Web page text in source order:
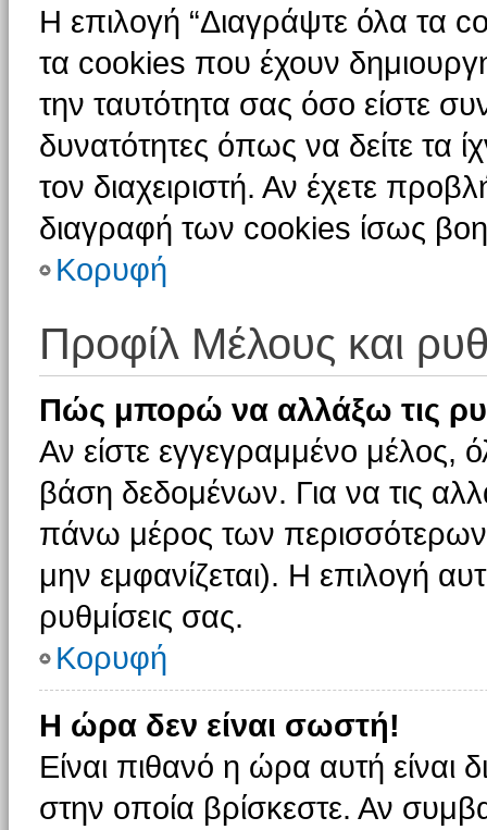
Η επιλογή “Διαγράψτε όλα τα
τα cookies που έχουν
την ταυτότητα σας όσο είστε
δυνατότητες όπως να δείτε τα
τον διαχειριστή. Αν έχετε
διαγραφή των cookies ίσως
Κορυφή
Προφίλ Μέλους και
Πώς μπορώ να αλλάξω τις
Αν είστε εγγεγραμμένο μέλος,
βάση δεδομένων. Για να τις
πάνω μέρος των περισσότερων
μην εμφανίζεται). Η επιλογή
ρυθμίσεις σας.
Κορυφή
Η ώρα δεν είναι σωστή!
Είναι πιθανό η ώρα αυτή είναι
στην οποία βρίσκεστε. Αν